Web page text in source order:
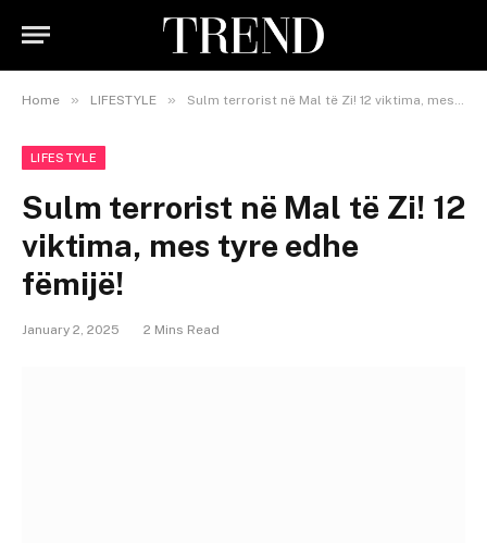
Home » LIFESTYLE » Sulm terrorist në Mal të Zi! 12 viktima, mes tyre edhe fëmijë!
LIFESTYLE
Sulm terrorist në Mal të Zi! 12
viktima, mes tyre edhe
fëmijë!
January 2, 2025 2 Mins Read